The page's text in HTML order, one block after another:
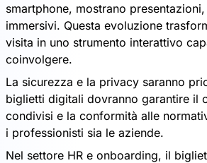
smartphone, mostrano
immersivi. Questa evoluzione
visita in uno strumento interattivo
coinvolgere.
La sicurezza e la privacy saranno
biglietti digitali dovranno garantire il
condivisi e la conformità alle
i professionisti sia le aziende.
Nel settore HR e onboarding, il